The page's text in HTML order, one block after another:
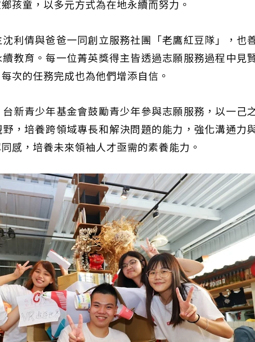
孩童，以多元方式為在地永續而努力。
利倩與爸爸一同創立服務社團「老鷹紅豆隊」，也
教育。每一位菁英獎得主皆透過志願服務過程中見
次的任務完成也為他們增添自信。
新青少年基金會鼓勵青少年參與志願服務，以一己
，培養跨領域專長和解決問題的能力，強化溝通力
感，培養未來領袖人才亟需的素養能力。